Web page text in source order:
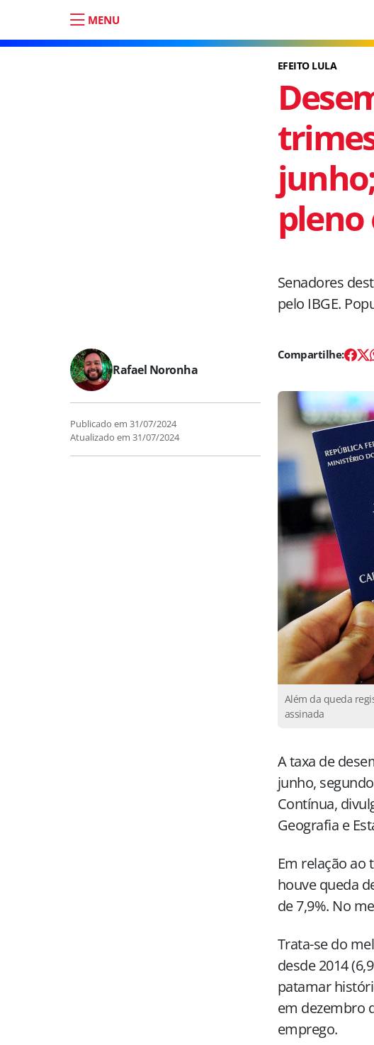
MENU
EFEITO LULA
pleno
Senadores
pelo IBGE.
Rafael Noronha
Publicado em 31/07/2024
Atualizado em 31/07/2024
Além da queda
assinada
A taxa de
junho,
Contínua,
Geografia e
Em relação
houve queda
de 7,9%. No
Trata-se do
desde 2014
patamar
em dezembro
emprego.